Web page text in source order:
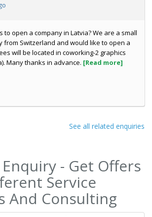
to open a company in Latvia? We are a small
from Switzerland and would like to open a
will be located in coworking-2 graphics
Many thanks in advance. [Read more]
See all related enquiries
- Get Offers
Service
And Consulting